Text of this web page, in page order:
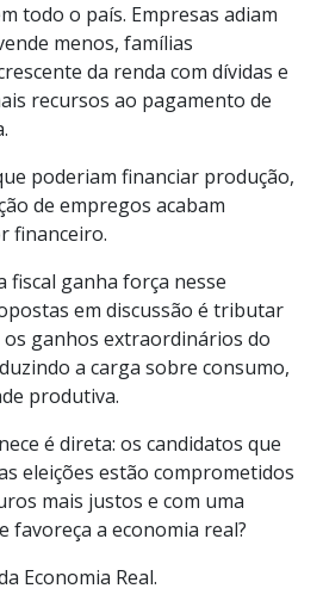
todo o país. Empresas adiam
menos, famílias
da renda com dívidas e
recursos ao pagamento de
poderiam financiar produção,
de empregos acabam
financeiro.
fiscal ganha força nesse
em discussão é tributar
ganhos extraordinários do
a carga sobre consumo,
produtiva.
é direta: os candidatos que
eleições estão comprometidos
mais justos e com uma
a economia real?
Economia Real.